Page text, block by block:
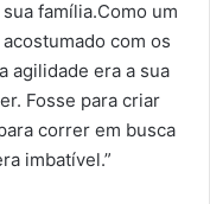
família.Como um
com os
agilidade era a sua
Fosse para criar
correr em busca
imbatível.”